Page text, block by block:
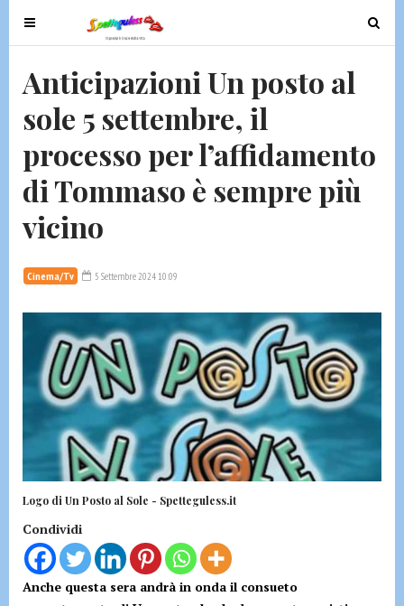
T
o
g
e
n
a
v
g
t
T
o
n
Anticipazioni Un posto al
sole 5 settembre, il
processo per l’affidamento
di Tommaso è sempre più
vicino
Cinema/Tv 5 Settembre 2024 10:09
Logo di Un Posto al Sole - Spetteguless.it
Condividi
Anche questa sera andrà in onda il consueto